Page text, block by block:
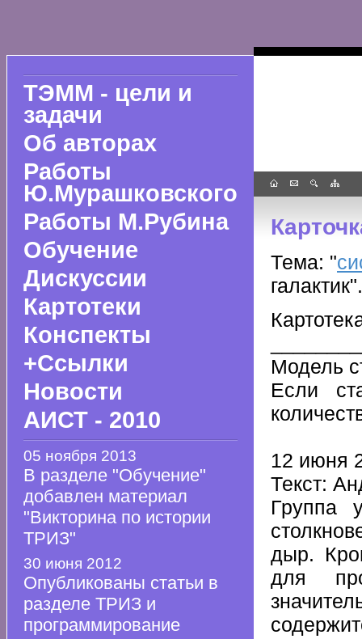
ТЭММ - цели и
задачи
Об авторах
Работы
Ю.Мурашковского
Работы М.Рубина
Обучение
Дискуссии
Картотеки
Конспекты
+Ссылки
Новости
АИСТ - 2010
05 ноября 2013
В разделе "Обучение"
добавлен материал
"Викторина по истории
ТРИЗ"
30 июня 2012
Опубликованы статьи в
разделе ТРИЗ и
программирование
Тема: "
Модель
Если
12 июня
Текст:
Группа
дыр.
для